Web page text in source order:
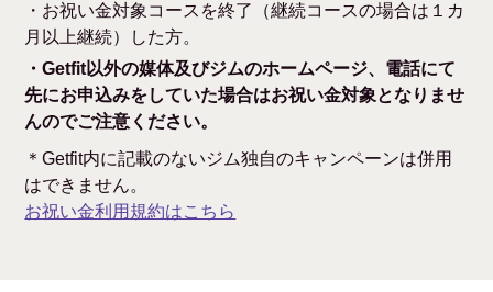
・お祝い金対象コースを終了（継続コースの場合は１カ
月以上継続）した方。
・Getfit以外の媒体及びジムのホームページ、電話にて
先にお申込みをしていた場合はお祝い金対象となりませ
んのでご注意ください。
＊Getfit内に記載のないジム独自のキャンペーンは併用
はできません。
お祝い金利用規約はこちら